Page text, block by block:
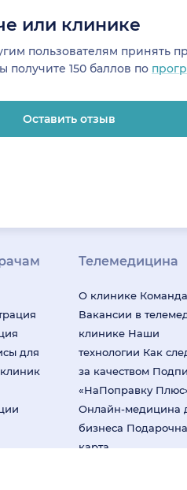
или клинике
пользователям принять
получите 150 баллов по
Оставить отзыв
для
Телемедицина
О клинике Команда
Вакансии в
клинике Наши
технологии Как
за качеством
«НаПоправку
Онлайн-медицина
бизнеса
карта